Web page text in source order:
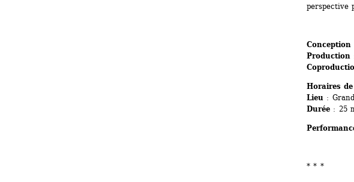
perspective
Production
Horaires
Lieu :
Durée : 25
* * *